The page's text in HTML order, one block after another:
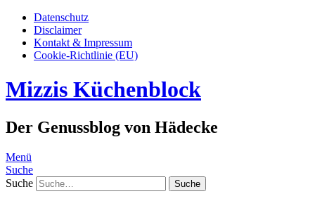
Datenschutz
Disclaimer
Kontakt & Impressum
Cookie-Richtlinie (EU)
Mizzis Küchenblock
Der Genussblog von Hädecke
Menü
Suche
Suche